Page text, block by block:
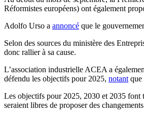
Réformistes européens) ont également
Adolfo Urso a annoncé que le
Selon des sources du ministère des
donc rallier à sa cause.
L’association industrielle ACEA a
défendu les objectifs pour 2025, notant que
Les objectifs pour 2025, 2030 et 2035 font
seraient libres de proposer des